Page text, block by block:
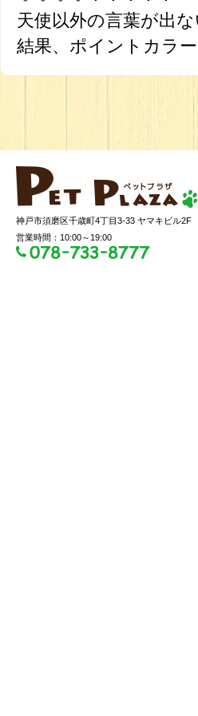
天使以外の言葉が出
結果、ポイントカラ
神戸市須磨区千歳町4丁目3-33 ヤマキビル2F
営業時間：10:00～19:00